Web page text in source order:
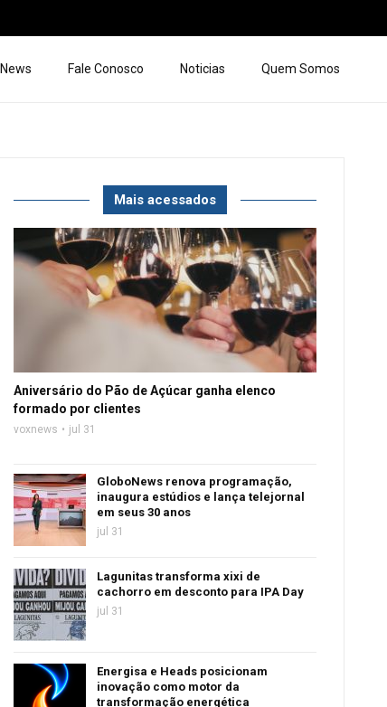
Fale Conosco Noticias Quem Somos
Mais acessados
Aniversário do Pão de Açúcar ganha elenco
formado por clientes
voxnews jul 31
GloboNews renova programação,
inaugura estúdios e lança telejornal
em seus 30 anos
jul 31
Lagunitas transforma xixi de
cachorro em desconto para IPA Day
jul 31
Energisa e Heads posicionam
inovação como motor da
transformação energética